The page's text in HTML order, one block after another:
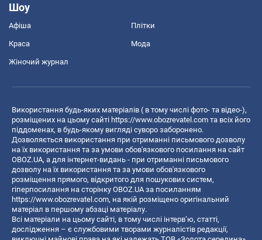
Шоу
Афіша Плітки
Краса Мода
Жіночий журнал
Використання будь-яких матеріалів ( в тому числі фото- та відео-),
розміщених на цьому сайті https://www.obozrevatel.com та всіх його
піддоменах, в будь-якому вигляді суворо заборонено.
Дозволяється використання при отриманні письмового дозволу
на їх використання та за умови обов'язкового посилання на сайт
OBOZ.UA, а для інтернет-видань - при отриманні письмового
дозволу на їх використання та за умови обов'язкового
розміщення прямого, відкритого для пошукових систем,
гіперпосилання на сторінку OBOZ.UA за посиланням
https://www.obozrevatel.com, на якій розміщено оригінальний
матеріал в першому абзаці матеріалу.
Всі матеріали на цьому сайті, в тому числі інтерв’ю, статті,
дослідження – є службовими творами журналістів редакції,